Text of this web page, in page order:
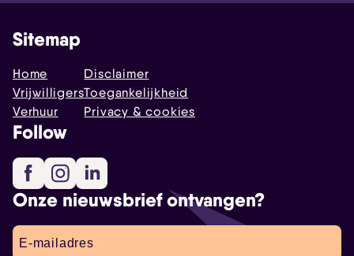
Sitemap
Home
Vrijwilligers
Verhuur
Disclaimer
Toegankelijkheid
Privacy & cookies
Follow
FacebookInstagram
Onze nieuwsbrief ontvangen?